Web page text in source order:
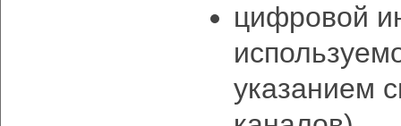
цифровой
указанием